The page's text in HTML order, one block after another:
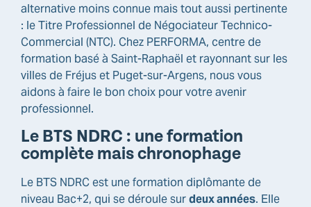
alternative moins connue mais tout aussi pertinente
: le Titre Professionnel de Négociateur Technico-
Commercial (NTC). Chez PERFORMA, centre de
formation basé à Saint-Raphaël et rayonnant sur les
villes de Fréjus et Puget-sur-Argens, nous vous
aidons à faire le bon choix pour votre avenir
professionnel.
Le BTS NDRC : une formation
complète mais chronophage
Le BTS NDRC est une formation diplômante de
niveau Bac+2, qui se déroule surdeux années. Elle